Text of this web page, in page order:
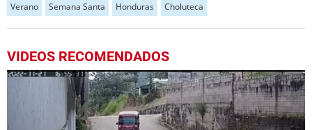
Verano Semana Santa Honduras Choluteca
VIDEOS RECOMENDADOS